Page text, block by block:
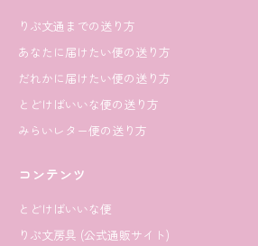
りぷ文通までの送り方
あなたに届けたい便の送り方
だれかに届けたい便の送り方
とどけばいいな便の送り方
みらいレター便の送り方
コンテンツ
とどけばいいな便
りぷ文房具 (公式通販サイト)